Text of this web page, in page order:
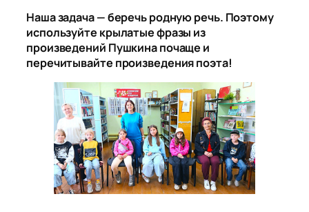
Наша задача — беречь родную речь. Поэтому
используйте крылатые фразы из
произведений Пушкина почаще и
перечитывайте произведения поэта!